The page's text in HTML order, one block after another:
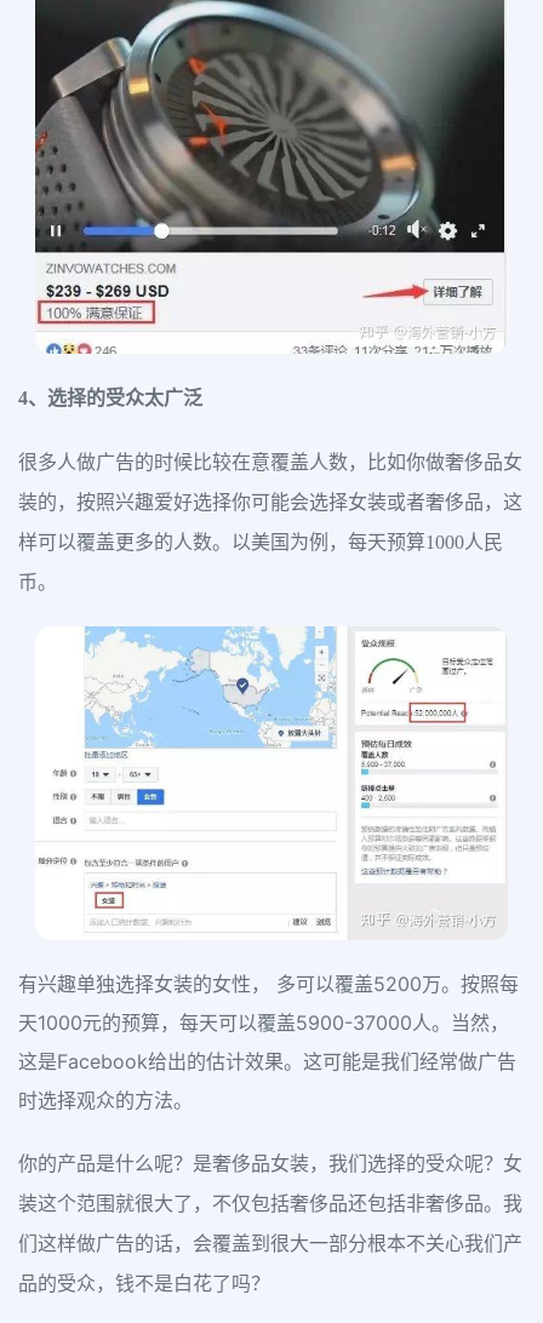
4、选择的受众太广泛
很多人做广告的时候比较在意覆盖人数，比如你做奢侈品女
装的，按照兴趣爱好选择你可能会选择女装或者奢侈品，这
样可以覆盖更多的人数。以美国为例，每天预算1000人民
币。
有兴趣单独选择女装的女性， 多可以覆盖5200万。按照每
天1000元的预算，每天可以覆盖5900-37000人。当然，
这是Facebook给出的估计效果。这可能是我们经常做广告
时选择观众的方法。
你的产品是什么呢？是奢侈品女装，我们选择的受众呢？女
装这个范围就很大了，不仅包括奢侈品还包括非奢侈品。我
们这样做广告的话，会覆盖到很大一部分根本不关心我们产
品的受众，钱不是白花了吗？